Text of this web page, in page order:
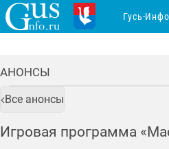
АНОНСЫ
Все анонсы
Игровая программа
Гусь-Инфо